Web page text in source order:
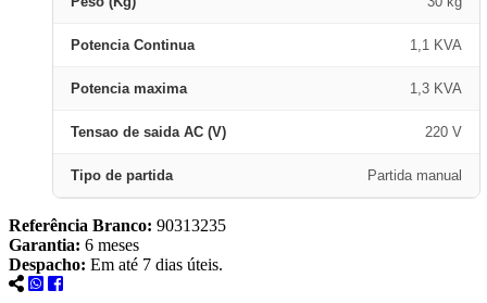
Potencia Continua 1,1 KVA
Potencia maxima 1,3 KVA
Tensao de saida AC (V) 220 V
Tipo de partida Partida manual
Referência Branco: 90313235
Garantia: 6 meses
Despacho: Em até 7 dias úteis.